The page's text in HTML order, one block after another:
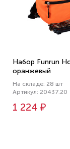
Набор Funrun
оранжевый
На складе: 28 шт
Артикул: 20437.20
1 224 ₽